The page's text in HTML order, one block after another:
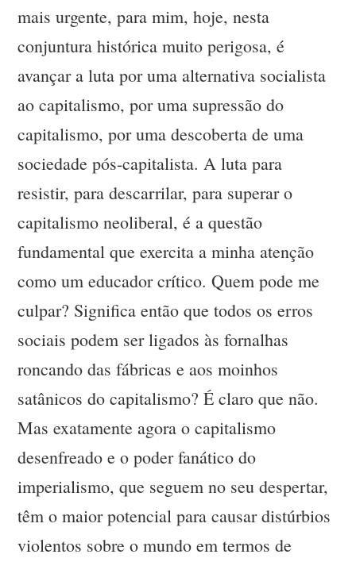
mais urgente, para mim, hoje, nesta
conjuntura histórica muito perigosa, é
avançar a luta por uma alternativa socialista
ao capitalismo, por uma supressão do
capitalismo, por uma descoberta de uma
sociedade pós-capitalista. A luta para
resistir, para descarrilar, para superar o
capitalismo neoliberal, é a questão
fundamental que exercita a minha atenção
como um educador crítico. Quem pode me
culpar? Significa então que todos os erros
sociais podem ser ligados às fornalhas
roncando das fábricas e aos moinhos
satânicos do capitalismo? É claro que não.
Mas exatamente agora o capitalismo
desenfreado e o poder fanático do
imperialismo, que seguem no seu despertar,
têm o maior potencial para causar distúrbios
violentos sobre o mundo em termos de